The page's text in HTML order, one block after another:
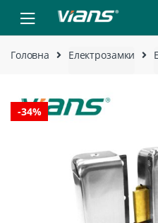
Skip to navigation
Skip to content
Головна Електрозамки
-34%